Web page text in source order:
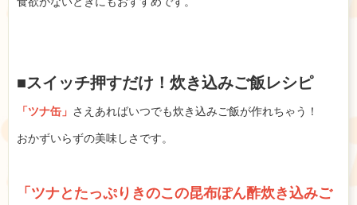
■スイッチ押すだけ！炊き込みご飯レシピ
「ツナ缶」 さえあればいつでも炊き込みご飯が作れちゃう！
おかずいらずの美味しさです。
「ツナとたっぷりきのこの昆布ぽん酢炊き込みご